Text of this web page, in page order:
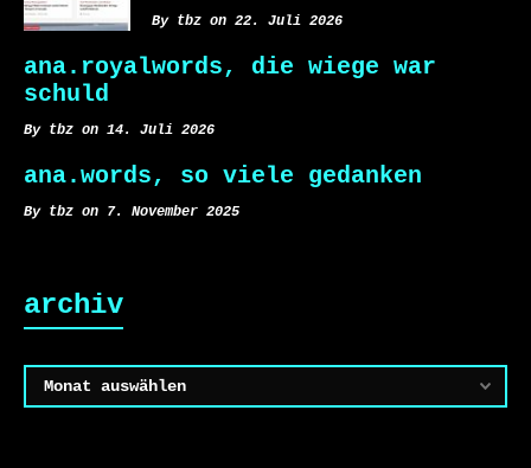
By tbz on 22. Juli 2026
ana.royalwords, die wiege war
schuld
By tbz on 14. Juli 2026
ana.words, so viele gedanken
By tbz on 7. November 2025
archiv
Archiv